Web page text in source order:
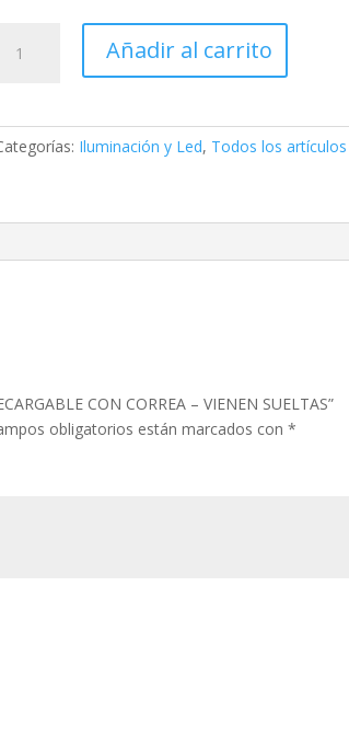
ALUMINIO
CORREA
Añadir al carrito
Iluminación y Led, Todos los artículos
CON CORREA – VIENEN SUELTAS”
obligatorios están marcados con*